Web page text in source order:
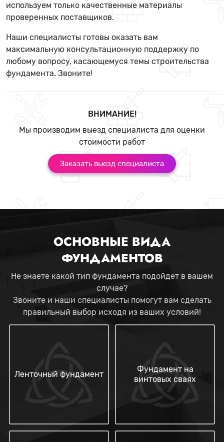
используем только качественные материалы
проверенных поставщиков.
Наши специалисты готовы оказать вам
максимальную консультационную поддержку по
любому вопросу, касающемуся темы строительства
фундамента. Звоните!
ВНИМАНИЕ!
Мы производим выезд специалиста для оценки
стоимости работ
Заказать выезд специалиста
ОСНОВНЫЕ ВИДА
ФУНДАМЕНТОВ
Не знаете какой тип фундамента подойдет в вашем
случае?
Звоните и наши специалисты помогут вам сделать
правильный выбор исходя из ваших условий!
Ленточный фундамент
Фундамент на
винтовых сваях